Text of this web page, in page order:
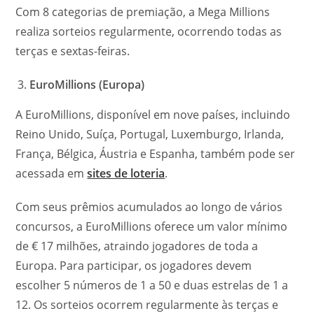
Com 8 categorias de premiação, a Mega Millions
realiza sorteios regularmente, ocorrendo todas as
terças e sextas-feiras.
EuroMillions (Europa)
A EuroMillions, disponível em nove países, incluindo
Reino Unido, Suíça, Portugal, Luxemburgo, Irlanda,
França, Bélgica, Áustria e Espanha, também pode ser
acessada emsites de loteria.
Com seus prêmios acumulados ao longo de vários
concursos, a EuroMillions oferece um valor mínimo
de € 17 milhões, atraindo jogadores de toda a
Europa. Para participar, os jogadores devem
escolher 5 números de 1 a 50 e duas estrelas de 1 a
12. Os sorteios ocorrem regularmente às terças e